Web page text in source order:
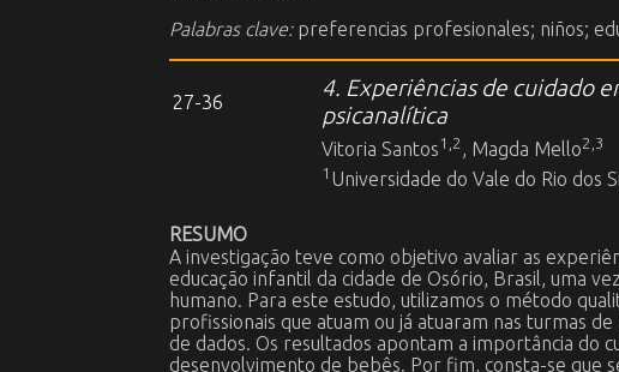
Palabras clave: preferencias profesionales; niños;
27-36
4. Experiências de cuidado
psicanalítica
Vitoria Santos 1,2, Magda Mello2,3
1 Universidade do Vale do Rio dos
RESUMO
A investigação teve como objetivo avaliar as
educação infantil da cidade de Osório, Brasil, uma
humano. Para este estudo, utilizamos o método
profissionais que atuam ou já atuaram nas turmas
de dados. Os resultados apontam a importância do
desenvolvimento de bebês. Por fim, consta-se que